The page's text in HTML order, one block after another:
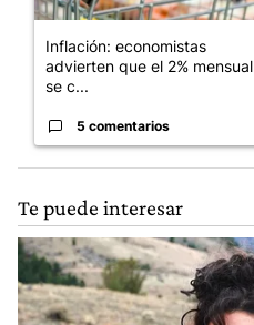
Inflación: economistas
advierten que el 2% mensual
se c...
5 comentarios